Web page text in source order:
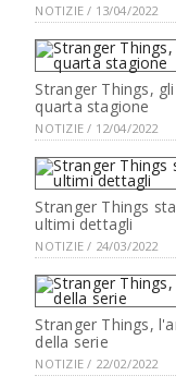
NOTIZIE / 13/04/2022
Stranger Things,
quarta stagione
NOTIZIE / 12/04/2022
Stranger Things
ultimi dettagli
NOTIZIE / 24/03/2022
Stranger Things,
della serie
NOTIZIE / 22/02/2022